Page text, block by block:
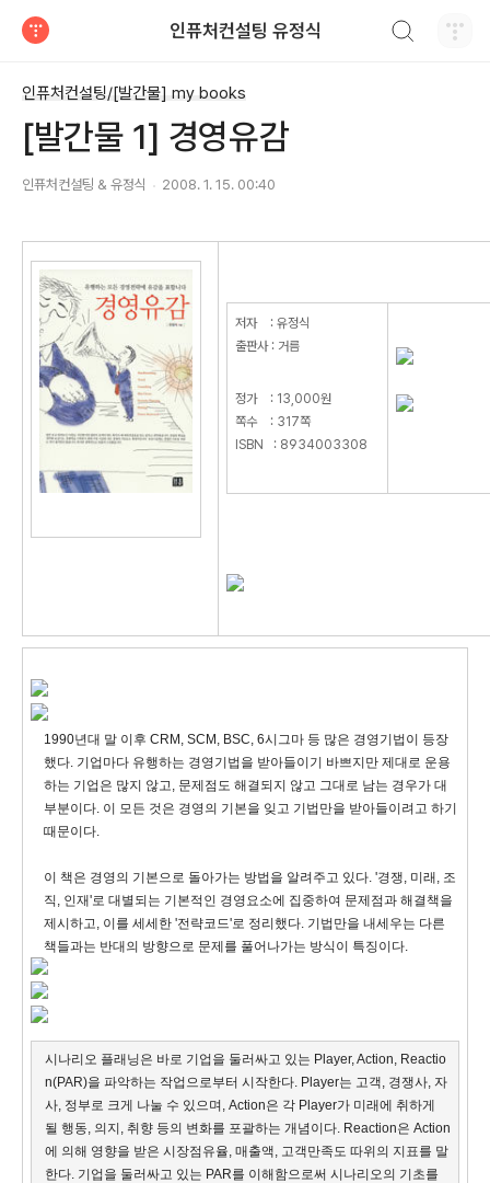
인퓨처컨설팅 유정식
인퓨처컨설팅/[발간물] my books
[발간물 1] 경영유감
인퓨처컨설팅 & 유정식 2008. 1. 15. 00:40
저자 : 유정식
출판사 : 거름
정가 : 13,000원
쪽수 : 317쪽
ISBN : 8934003308
1990년대 말 이후 CRM, SCM, BSC, 6시그마 등 많은 경영기법이 등장
했다. 기업마다 유행하는 경영기법을 받아들이기 바쁘지만 제대로 운용
하는 기업은 많지 않고, 문제점도 해결되지 않고 그대로 남는 경우가 대
부분이다. 이 모든 것은 경영의 기본을 잊고 기법만을 받아들이려고 하기
때문이다.
이 책은 경영의 기본으로 돌아가는 방법을 알려주고 있다. '경쟁, 미래, 조
직, 인재'로 대별되는 기본적인 경영요소에 집중하여 문제점과 해결책을
제시하고, 이를 세세한 '전략코드'로 정리했다. 기법만을 내세우는 다른
책들과는 반대의 방향으로 문제를 풀어나가는 방식이 특징이다.
시나리오 플래닝은 바로 기업을 둘러싸고 있는 Player, Action, Reactio
n(PAR)을 파악하는 작업으로부터 시작한다. Player는 고객, 경쟁사, 자
사, 정부로 크게 나눌 수 있으며, Action은 각 Player가 미래에 취하게
될 행동, 의지, 취향 등의 변화를 포괄하는 개념이다. Reaction은 Action
에 의해 영향을 받은 시장점유율, 매출액, 고객만족도 따위의 지표를 말
한다. 기업을 둘러싸고 있는 PAR를 이해함으로써 시나리오의 기초를